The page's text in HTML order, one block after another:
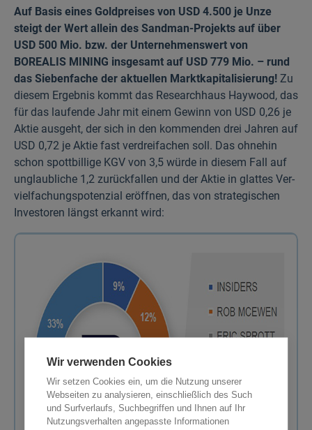
Auf Basis eines Goldpreises von USD 4.500 je Unze
steigt der Wert allein des Sandman-Projekts auf über
USD 500 Mio. bzw. der Unternehmenswert von
BOREALIS MINING insgesamt auf USD 779 Mio. – rund
das Siebenfache der aktuellen Marktkapitalisierung! Zu
diesem Ergebnis kommt das Research­haus Haywood, das
für das laufende Jahr mit einem Gewinn von USD 0,26 je
Aktie ausgeht, der sich in den kommenden drei Jahren auf
USD 0,72 je Aktie fast verdreifachen soll. Das ohnehin
schon spottbillige KGV von 3,5 würde in diesem Fall auf
unglaubliche 1,2 zurückfallen und der Aktie in glattes Ver­
viel­fachungs­potenzial eröffnen, das von strategischen
Investoren längst erkannt wird:
Wir verwenden Cookies
Wir setzen Cookies ein, um die Nutzung unserer
Webseiten zu analysieren, einschließlich des Such
und Surfverlaufs, Suchbegriffen und Ihnen auf Ihr
Nutzungsverhalten angepasste Informationen